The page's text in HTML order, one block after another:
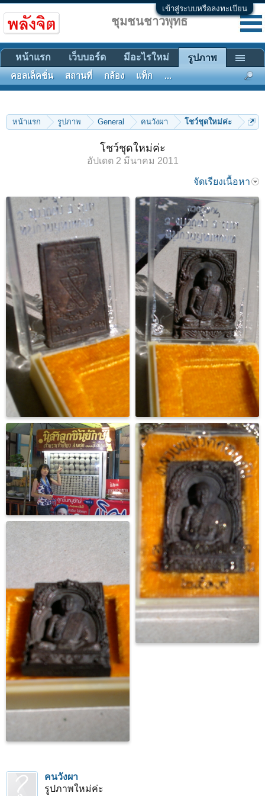
เข้าสู่ระบบหรือลงทะเบียน
หน้าแรก รูปภาพ General คนวังผา โชว์ชุดใหม่ค่ะ
โชว์ชุดใหม่ค่ะ
อัปเดต 2 มีนาคม 2011
จัดเรียงเนื้อหา
คนวังผา
รูปภาพใหม่ค่ะ
ชุมชนชาวพุทธ
หน้าแรก เว็บบอร์ด มีอะไรใหม่ รูปภาพ
คอลเล็คชั่น สถานที่ กล้อง แท็ก ...